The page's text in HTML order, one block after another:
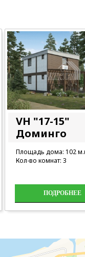
VH "17-15"
Доминго
Площадь дома: 102
Кол-во комнат: 3
ПОДРОБНЕЕ